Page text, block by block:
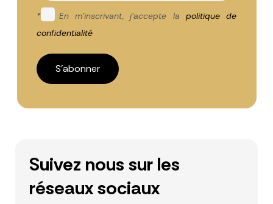
* En m'inscrivant, j'accepte la politique de
confidentialité
Suivez nous sur les
réseaux sociaux